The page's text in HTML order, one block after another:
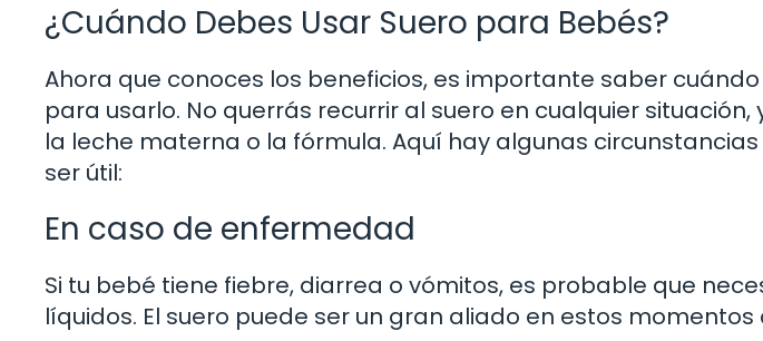
¿Cuándo Debes Usar Suero para Bebés?
Ahora que conoces los beneficios, es importante saber
para usarlo. No querrás recurrir al suero en cualquier situación,
la leche materna o la fórmula. Aquí hay algunas
ser útil:
En caso de enfermedad
Si tu bebé tiene fiebre, diarrea o vómitos, es probable que
líquidos. El suero puede ser un gran aliado en estos momentos